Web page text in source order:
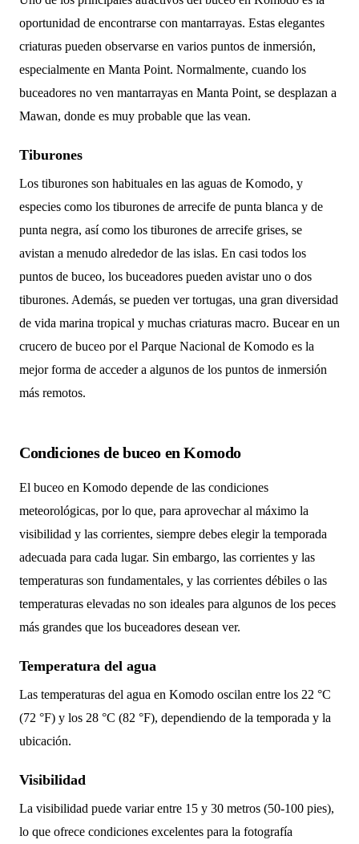
oportunidad de encontrarse con mantarrayas. Estas elegantes
criaturas pueden observarse en varios puntos de inmersión,
especialmente en Manta Point. Normalmente, cuando los
buceadores no ven mantarrayas en Manta Point, se desplazan a
Mawan, donde es muy probable que las vean.
Tiburones
Los tiburones son habituales en las aguas de Komodo, y
especies como los tiburones de arrecife de punta blanca y de
punta negra, así como los tiburones de arrecife grises, se
avistan a menudo alrededor de las islas. En casi todos los
puntos de buceo, los buceadores pueden avistar uno o dos
tiburones. Además, se pueden ver tortugas, una gran diversidad
de vida marina tropical y muchas criaturas macro. Bucear en un
crucero de buceo por el Parque Nacional de Komodo es la
mejor forma de acceder a algunos de los puntos de inmersión
más remotos.
Condiciones de buceo en Komodo
El buceo en Komodo depende de las condiciones
meteorológicas, por lo que, para aprovechar al máximo la
visibilidad y las corrientes, siempre debes elegir la temporada
adecuada para cada lugar. Sin embargo, las corrientes y las
temperaturas son fundamentales, y las corrientes débiles o las
temperaturas elevadas no son ideales para algunos de los peces
más grandes que los buceadores desean ver.
Temperatura del agua
Las temperaturas del agua en Komodo oscilan entre los 22 °C
(72 °F) y los 28 °C (82 °F), dependiendo de la temporada y la
ubicación.
Visibilidad
La visibilidad puede variar entre 15 y 30 metros (50-100 pies),
lo que ofrece condiciones excelentes para la fotografía